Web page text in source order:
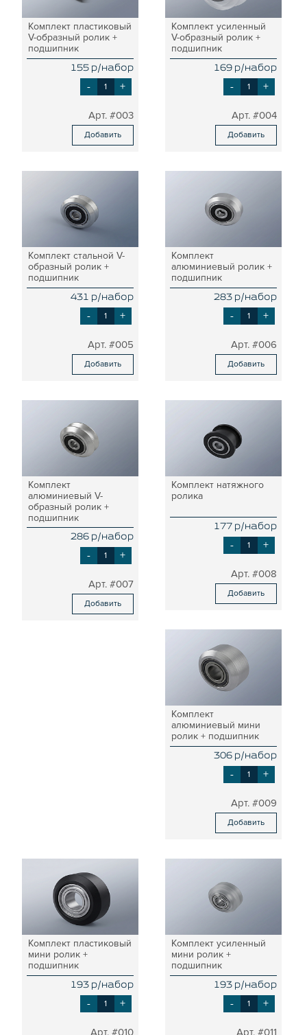
СОЕДИНИТЕЛЬНЫЕ ПЛАСТИНЫ
Т-БОЛТЫ И Т-ГАЙКИ
СУХАРИ ПАЗОВЫЕ
УГЛОВЫЕ СОЕДИНИТЕЛИ
СИСТЕМА ТРУБНАЯ КОНСТРУКЦИОННАЯ
ВНУТРЕННИЕ УГЛОВЫЕ СОЕДИНИТЕЛИ
АЛЮМИНИЕВЫЕ СИСТЕМЫ ОГРАЖДЕНИЙ
ГОТОВЫЕ РЕШЕНИЯ
ПОДШИПНИКИ
ЛИНЕЙНЫЕ СОЕДИНИТЕЛИ
ДОПОЛНИТЕЛЬНАЯ ОБРАБОТКА
ПАРАЛЛЕЛЬНЫЕ СОЕДИНИТЕЛИ
СИСТЕМА ЛЕСТНИЦ И ПЛАТФОРМ
БЫСТРЫЕ СОЕДИНИТЕЛИ
ЗАГЛУШКИ
ЭЛЕМЕНТЫ ДЛЯ КРЕПЛЕНИЯ КАБЕЛЕЙ,
ПАНЕЛЕЙ, ЛИСТА, СЕТКИ
ОПОРЫ, ПОДВЕСЫ
КОМПОНЕНТЫ ДЛЯ КОНВЕЙЕРОВ
МЕТРИЧЕСКИЙ КРЕПЕЖ
ПЛАСТИКОВЫЕ КОРОБКИ
Комплект пластиковый
V-образный ролик +
подшипник
155 р/набор
- +
#003
Добавить
Комплект усиленный
V-образный ролик +
подшипник
169 р/набор
- +
#004
Добавить
Комплект стальной V-
образный ролик +
подшипник
431 р/набор
- +
#005
Добавить
Комплект
алюминиевый ролик +
подшипник
283 р/набор
- +
#006
Добавить
Комплект
алюминиевый V-
образный ролик +
подшипник
286 р/набор
- +
#007
Добавить
Комплект натяжного
ролика
177 р/набор
- +
#008
Добавить
Комплект
алюминиевый мини
ролик + подшипник
306 р/набор
- +
#009
Добавить
Комплект пластиковый
мини ролик +
подшипник
193 р/набор
- +
#010
Комплект усиленный
мини ролик +
подшипник
193 р/набор
- +
#011